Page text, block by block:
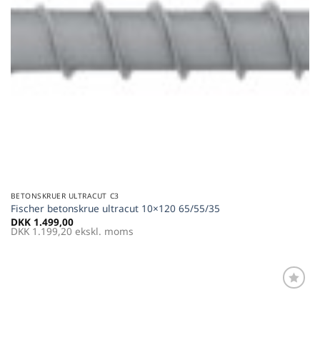
BETONSKRUER ULTRACUT C3
Fischer betonskrue ultracut 10×120 65/55/35
DKK 1.499,00
DKK 1.199,20 ekskl. moms